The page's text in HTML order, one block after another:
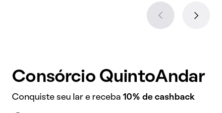
Consórcio QuintoAndar
Conquiste seu lar e receba 10% de cashback